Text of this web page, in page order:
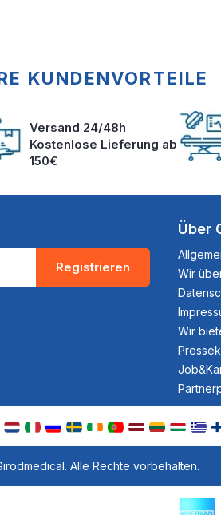
KUNDENVORTEILE
Versand 24/48h
Kostenlose Lieferung ab
150€
Registrieren
Über
Wir
Wir
Alle Rechte vorbehalten.